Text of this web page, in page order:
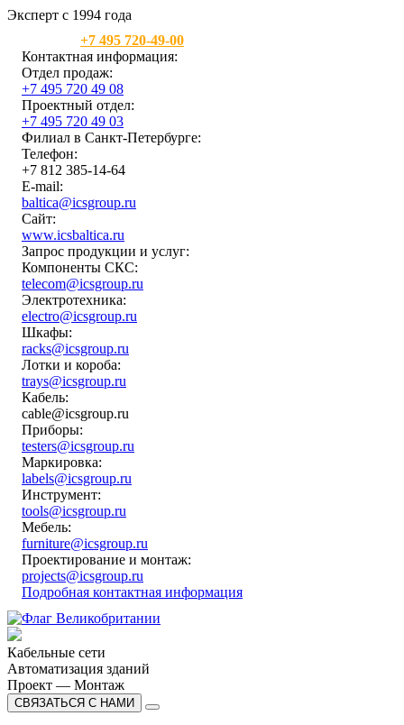
Эксперт с 1994 года
+7 495 720-49-00
Контактная информация:
Отдел продаж:
+7 495 720 49 08
Проектный отдел:
+7 495 720 49 03
Филиал в Санкт-Петербурге:
Телефон:
+7 812 385-14-64
E-mail:
baltica@icsgroup.ru
Сайт:
www.icsbaltica.ru
Запрос продукции и услуг:
Компоненты СКС:
telecom@icsgroup.ru
Электротехника:
electro@icsgroup.ru
Шкафы:
racks@icsgroup.ru
Лотки и короба:
trays@icsgroup.ru
Кабель:
cable@icsgroup.ru
Приборы:
testers@icsgroup.ru
Маркировка:
labels@icsgroup.ru
Инструмент:
tools@icsgroup.ru
Мебель:
furniture@icsgroup.ru
Проектирование и монтаж:
projects@icsgroup.ru
Подробная контактная информация
Кабельные сети
Автоматизация зданий
Проект — Монтаж
СВЯЗАТЬСЯ С НАМИ